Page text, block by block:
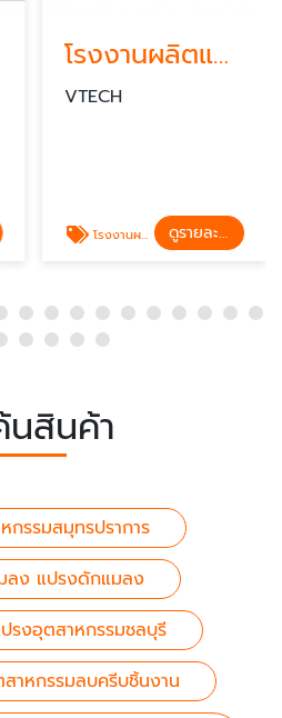
โรงงานผลิตแปรงอุตสาหกรรมชลบุรี
VTECH
โรงงานผลิตแปรงอุตสาหกรรมชลบุรี ดูรายละเอียด
นสินค้า
กรรมสมุทรปราการ
ลง แปรงดักแมลง
รงอุตสาหกรรมชลบุรี
าหกรรมลบครีบชิ้นงาน